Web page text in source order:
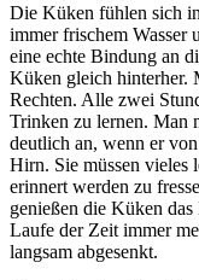
Die Küken fühlen sich
immer frischem Wasser
eine echte Bindung an
Küken gleich hinterher.
Rechten. Alle zwei
Trinken zu lernen. Man
deutlich an, wenn er
Hirn. Sie müssen vieles
erinnert werden zu
genießen die Küken
Laufe der Zeit immer
langsam abgesenkt.